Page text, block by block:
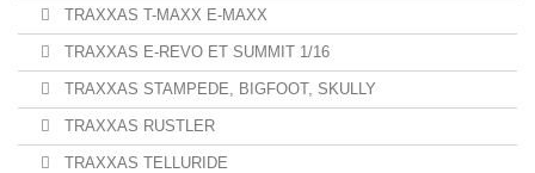
TRAXXAS T-MAXX E-MAXX
TRAXXAS E-REVO ET SUMMIT 1/16
TRAXXAS STAMPEDE, BIGFOOT, SKULLY
TRAXXAS RUSTLER
TRAXXAS TELLURIDE